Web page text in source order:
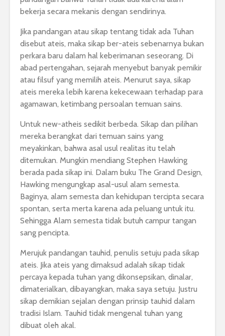
bekerja secara mekanis dengan sendirinya.
Jika pandangan atau sikap tentang tidak ada Tuhan
disebut ateis, maka sikap ber-ateis sebenarnya bukan
perkara baru dalam hal keberimanan seseorang. Di
abad pertengahan, sejarah menyebut banyak pemikir
atau filsuf yang memilih ateis. Menurut saya, sikap
ateis mereka lebih karena kekecewaan terhadap para
agamawan, ketimbang persoalan temuan sains.
Untuk new-atheis sedikit berbeda. Sikap dan pilihan
mereka berangkat dari temuan sains yang
meyakinkan, bahwa asal usul realitas itu telah
ditemukan. Mungkin mendiang Stephen Hawking
berada pada sikap ini. Dalam buku The Grand Design,
Hawking mengungkap asal-usul alam semesta.
Baginya, alam semesta dan kehidupan tercipta secara
spontan, serta merta karena ada peluang untuk itu.
Sehingga Alam semesta tidak butuh campur tangan
sang pencipta.
Merujuk pandangan tauhid, penulis setuju pada sikap
ateis. Jika ateis yang dimaksud adalah sikap tidak
percaya kepada tuhan yang dikonsepsikan, dinalar,
dimaterialkan, dibayangkan, maka saya setuju. Justru
sikap demikian sejalan dengan prinsip tauhid dalam
tradisi Islam. Tauhid tidak mengenal tuhan yang
dibuat oleh akal.